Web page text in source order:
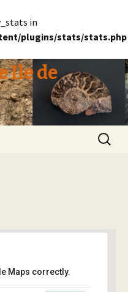
in
plugins/stats/stats.php
Ile de
Maps correctly.